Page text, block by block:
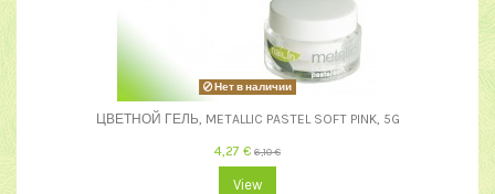
Нет в наличии
ЦВЕТНОЙ ГЕЛЬ, METALLIC PASTEL SOFT PINK, 5G
4,27 € 6,10 €
View